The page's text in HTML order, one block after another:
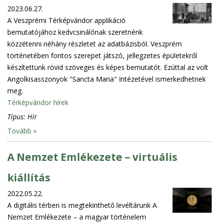
2023.06.27.
A Veszprémi Térképvándor applikáció
bemutatójához kedvcsinálónak szeretnénk
közzétenni néhány részletet az adatbázisból. Veszprém
történetében fontos szerepet játszó, jellegzetes épületekről
készítettünk rövid szöveges és képes bemutatót. Ezúttal az volt
Angolkisasszonyok "Sancta Maria" Intézetével ismerkedhetnek
meg.
Térképvándor hírek
Típus: Hír
Tovább »
A Nemzet Emlékezete – virtuális
kiállítás
2022.05.22.
A digitális térben is megtekinthető levéltárunk A
Nemzet Emlékezete – a magyar történelem